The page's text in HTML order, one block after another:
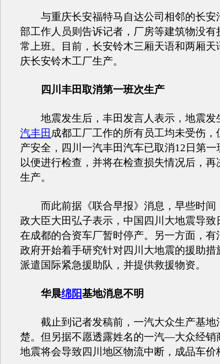
与重庆长安福特马自达公司相邻的长安
部工作人员则告诉记者，厂房等建筑物没有
常上班。目前，长安铃木三厢天语和两厢天
庆长安铃木工厂生产。
四川丰田取消第一班次生产
地震发生后，丰田发言人表示，地震发
汽丰田 成都工厂工作的所有员工均未受伤，
产安全，四川一汽丰田汽车已取消12日第
以便进行检查，并将在检查损失情况后，再
生产。
而此前据《联合早报》消息，早些时间
政大臣大田弘子表示，中国四川大地震导致
在成都的合资车厂暂时停产。另一方面，有
政府开始着手研究针对四川大地震的援助措
派遣国际紧急援助队，并提供救援物资。
华晨绵阳基地消息不明
截止到记者发稿前，一汽大众生产基地
楚。但另据不愿透露姓名的一汽—大众经销
地震将会导致四川地区物流中断，成品车价